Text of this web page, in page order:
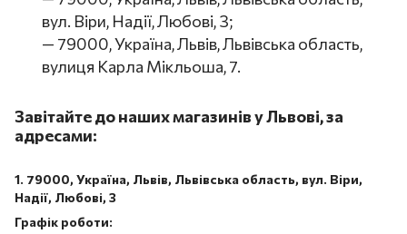
вул. Віри, Надії, Любові, 3;
— 79000, Україна, Львів, Львівська область,
вулиця Карла Мікльоша, 7.
Завітайте до наших магазинів у Львові, за
адресами:
1. 79000, Україна, Львів, Львівська область, вул. Віри,
Надії, Любові, 3
Графік роботи: